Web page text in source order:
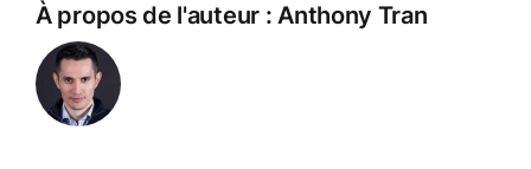
À propos de l'auteur :Anthony Tran